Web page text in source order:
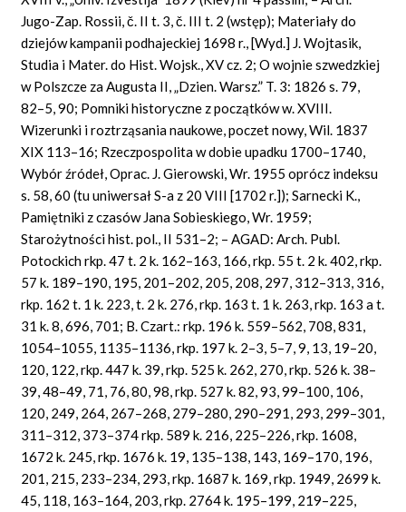
Jugo-Zap. Rossii, č. II t. 3, č. III t. 2 (wstęp); Materiały do
dziejów kampanii podhajeckiej 1698 r., [Wyd.] J. Wojtasik,
Studia i Mater. do Hist. Wojsk., XV cz. 2; O wojnie szwedzkiej
w Polszcze za Augusta II, „Dzien. Warsz.” T. 3: 1826 s. 79,
82–5, 90; Pomniki historyczne z początków w. XVIII.
Wizerunki i roztrząsania naukowe, poczet nowy, Wil. 1837
XIX 113–16; Rzeczpospolita w dobie upadku 1700–1740,
Wybór źródeł, Oprac. J. Gierowski, Wr. 1955 oprócz indeksu
s. 58, 60 (tu uniwersał S-a z 20 VIII [1702 r.]); Sarnecki K.,
Pamiętniki z czasów Jana Sobieskiego, Wr. 1959;
Starożytności hist. pol., II 531–2; – AGAD: Arch. Publ.
Potockich rkp. 47 t. 2 k. 162–163, 166, rkp. 55 t. 2 k. 402, rkp.
57 k. 189–190, 195, 201–202, 205, 208, 297, 312–313, 316,
rkp. 162 t. 1 k. 223, t. 2 k. 276, rkp. 163 t. 1 k. 263, rkp. 163 a t.
31 k. 8, 696, 701; B. Czart.: rkp. 196 k. 559–562, 708, 831,
1054–1055, 1135–1136, rkp. 197 k. 2–3, 5–7, 9, 13, 19–20,
120, 122, rkp. 447 k. 39, rkp. 525 k. 262, 270, rkp. 526 k. 38–
39, 48–49, 71, 76, 80, 98, rkp. 527 k. 82, 93, 99–100, 106,
120, 249, 264, 267–268, 279–280, 290–291, 293, 299–301,
311–312, 373–374 rkp. 589 k. 216, 225–226, rkp. 1608,
1672 k. 245, rkp. 1676 k. 19, 135–138, 143, 169–170, 196,
201, 215, 233–234, 293, rkp. 1687 k. 169, rkp. 1949, 2699 k.
45, 118, 163–164, 203, rkp. 2764 k. 195–199, 219–225,